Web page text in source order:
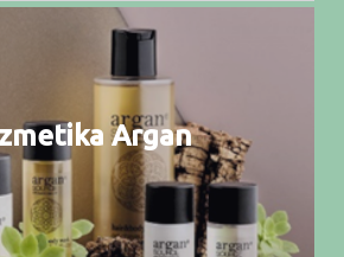
Argan